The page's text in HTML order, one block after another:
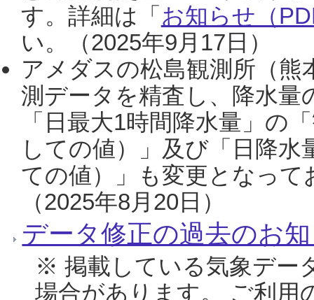
す。詳細は「 お知らせ（
い。（2025年9月17日）
アメダスの松島観測所（熊
測データを精査し、降水
「日最大1時間降水量」の
しての値）」及び「日降
ての値）」も変更となっ
（2025年8月20日）
データ修正の過去のお
※ 掲載している気象デー
場合があります。 ご利用